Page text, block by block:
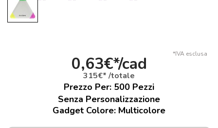
*IVA esclusa
0,63€*/cad
315€* /totale
Prezzo Per: 500 Pezzi
Senza Personalizzazione
Gadget Colore: Multicolore